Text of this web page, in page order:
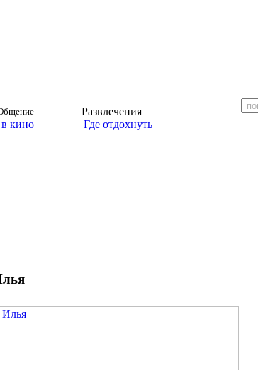
Развлечения
кино Где отдохнуть